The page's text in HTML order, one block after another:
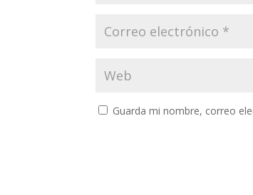
Guarda mi nombre, correo